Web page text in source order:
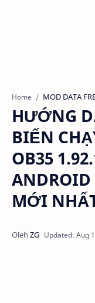
Home MOD DATA
HƯỚNG
BIẾN
OB35
ANDROID
MỚI